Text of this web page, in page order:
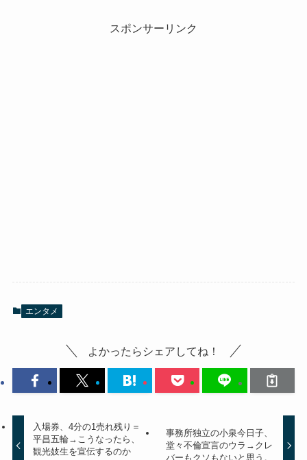
スポンサーリンク
エンタメ
よかったらシェアしてね！
入場券、4分の1売れ残り＝
平昌五輪→こうなったら、
観光妓生を宣伝するのか
事務所独立の小泉今日子、
堂々不倫宣言のウラ→クレ
バーもクソもないと思う。